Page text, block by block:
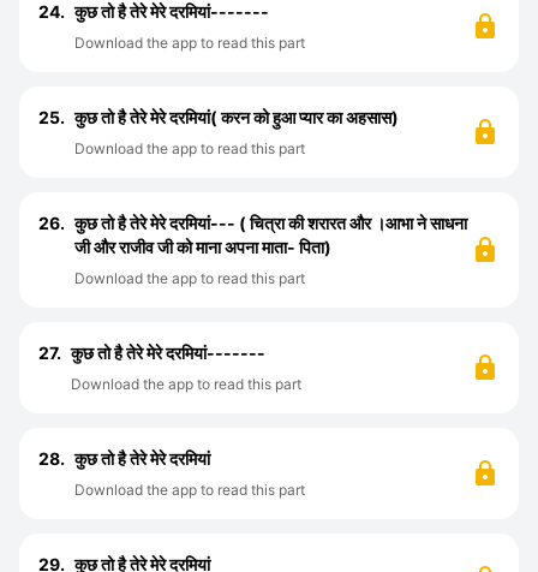
24. कुछ तो है तेरे मेरे दरमियां-------
Download the app to read this part
25. कुछ तो है तेरे मेरे दरमियां( करन को हुआ प्यार का अहसास)
Download the app to read this part
26. कुछ तो है तेरे मेरे दरमियां--- ( चित्रा की शरारत और ।आभा ने साधना
जी और राजीव जी को माना अपना माता- पिता)
Download the app to read this part
27. कुछ तो है तेरे मेरे दरमियां-------
Download the app to read this part
28. कुछ तो है तेरे मेरे दरमियां
Download the app to read this part
29. कुछ तो है तेरे मेरे दरमियां